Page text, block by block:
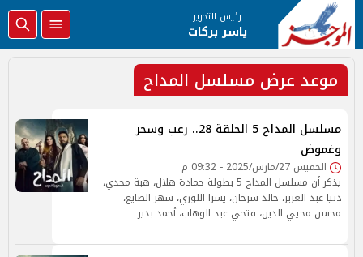
رئيس التحرير
ياسر بركات
موعد عرض مسلسل المداح
مسلسل المداح 5 الحلقة 28.. رعب وسحر
وغموض
الخميس 27/مارس/2025 - 09:32 م
يذكر أن مسلسل المداح 5 بطولة حمادة هلال، هبة مجدي،
دنيا عبد العزيز، خالد سرحان، يسرا اللوزي، سهر الصايغ،
محسن محيي الدين، فتحي عبد الوهاب، أحمد بدير